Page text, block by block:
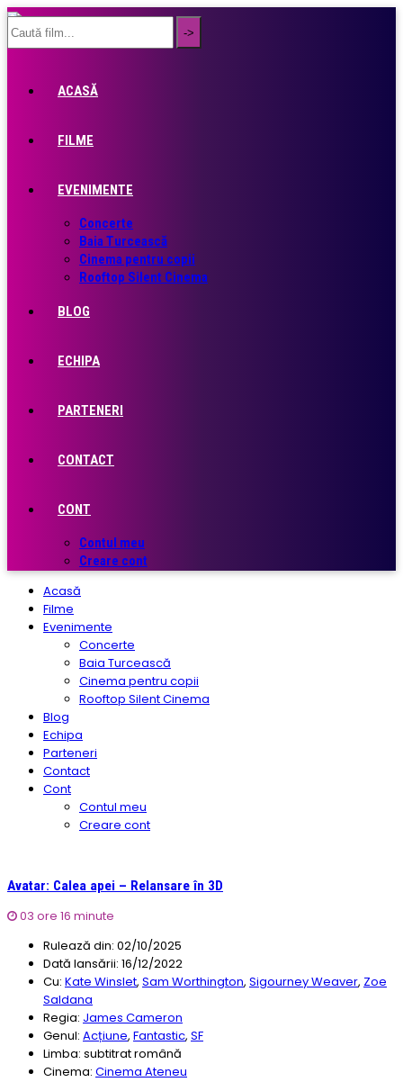
ACASĂ
FILME
EVENIMENTE
Concerte
Baia Turcească
Cinema pentru copii
Rooftop Silent Cinema
BLOG
ECHIPA
PARTENERI
CONTACT
CONT
Contul meu
Creare cont
Acasă
Filme
Evenimente
Concerte
Baia Turcească
Cinema pentru copii
Rooftop Silent Cinema
Blog
Echipa
Parteneri
Contact
Cont
Contul meu
Creare cont
Avatar: Calea apei – Relansare în 3D
03 ore 16 minute
Rulează din: 02/10/2025
Dată lansării: 16/12/2022
Cu: Kate Winslet, Sam Worthington, Sigourney Weaver, Zoe
Saldana
Regia: James Cameron
Genul: Acțiune, Fantastic, SF
Limba: subtitrat română
Cinema: Cinema Ateneu